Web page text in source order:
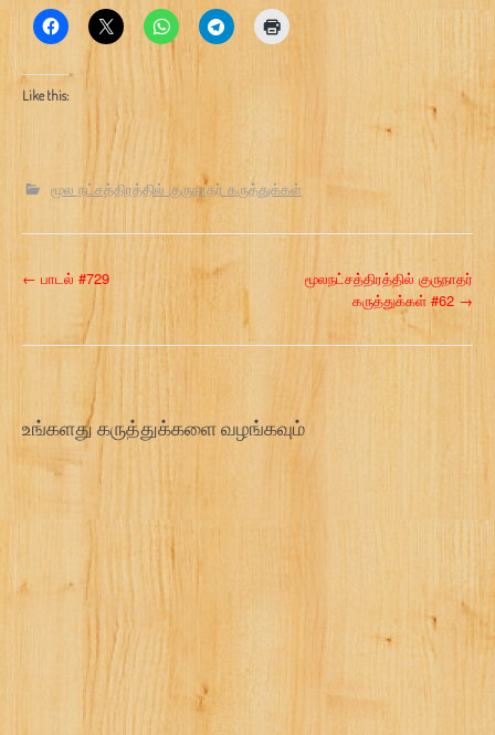
Like this:
மூல நட்சத்திரத்தில் குருநாதர் கருத்துக்கள்
P
n
g
← பாடல் #729
மூலநட்சத்திரத்தில் குருநாதர்
கருத்துக்கள் #62 →
உங்களது கருத்துக்களை வழங்கவும்